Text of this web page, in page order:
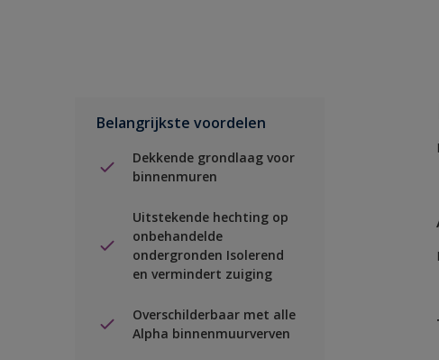
Belangrijkste voordelen
Dekkende grondlaag voor
binnenmuren
Uitstekende hechting op
onbehandelde
ondergronden Isolerend
en vermindert zuiging
Overschilderbaar met alle
Alpha binnenmuurverven